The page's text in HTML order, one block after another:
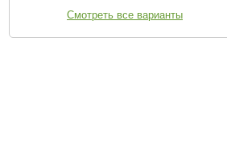
Смотреть все варианты